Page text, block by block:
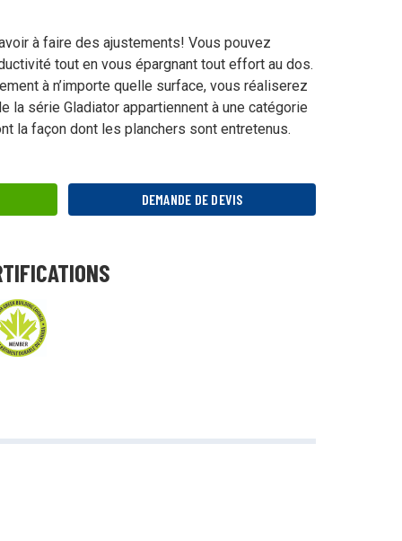
à faire des ajustements! Vous pouvez
tout en vous épargnant tout effort au dos.
à n’importe quelle surface, vous réaliserez
la série Gladiator appartiennent à une catégorie
la façon dont les planchers sont entretenus.
DEMANDE DE DEVIS